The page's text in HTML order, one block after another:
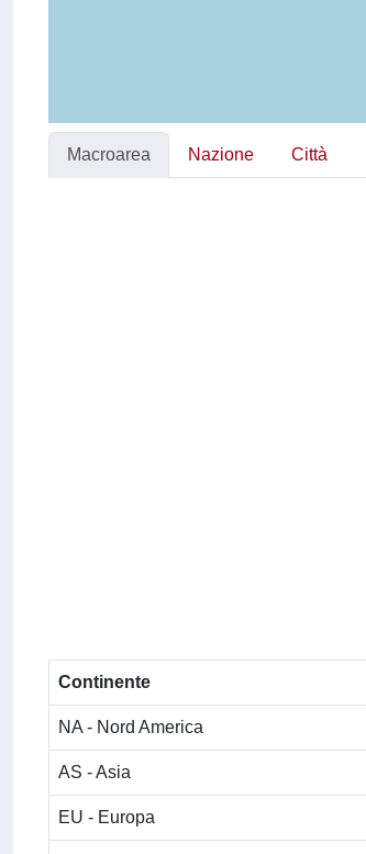
Macroarea Nazione Città
Continente
NA - Nord America
AS - Asia
EU - Europa